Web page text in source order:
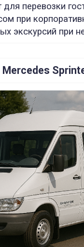
перевозки
при
экскурсий при